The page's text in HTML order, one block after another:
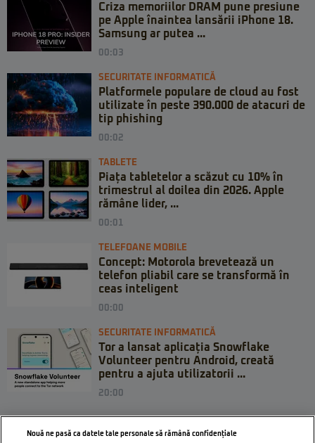
Criza memoriilor DRAM pune presiune
pe Apple înaintea lansării iPhone 18.
Samsung ar putea ...
00:03
SECURITATE INFORMATICĂ
Platformele populare de cloud au fost
utilizate în peste 390.000 de atacuri de
tip phishing
00:02
TABLETE
Piața tabletelor a scăzut cu 10% în
trimestrul al doilea din 2026. Apple
rămâne lider, ...
00:01
TELEFOANE MOBILE
Concept: Motorola brevetează un
telefon pliabil care se transformă în
ceas inteligent
00:00
SECURITATE INFORMATICĂ
Tor a lansat aplicația Snowflake
Volunteer pentru Android, creată
pentru a ajuta utilizatorii ...
20:00
Nouă ne pasă ca datele tale personale să rămână confidențiale